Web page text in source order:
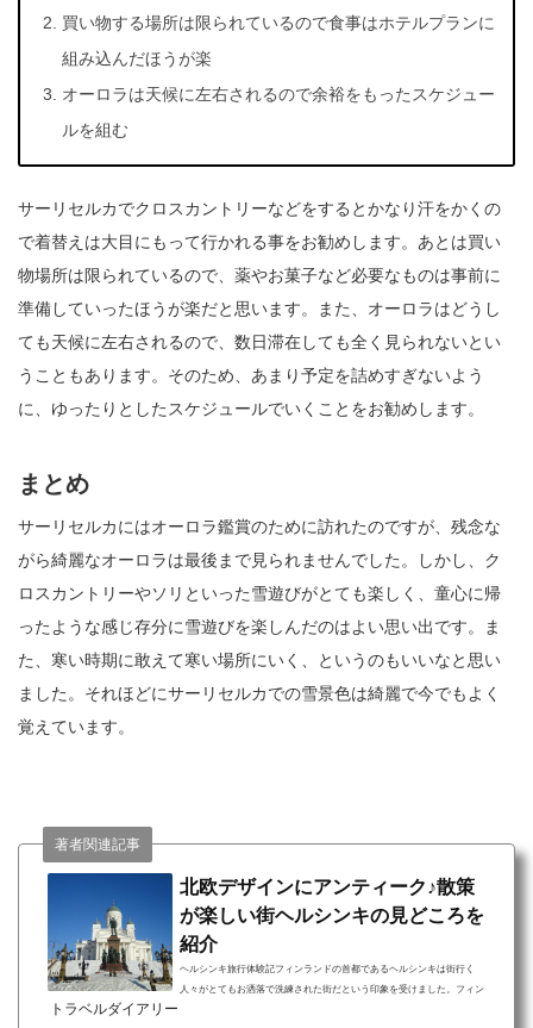
買い物する場所は限られているので食事はホテルプランに
組み込んだほうが楽
オーロラは天候に左右されるので余裕をもったスケジュー
ルを組む
サーリセルカでクロスカントリーなどをするとかなり汗をかくの
で着替えは大目にもって行かれる事をお勧めします。あとは買い
物場所は限られているので、薬やお菓子など必要なものは事前に
準備していったほうが楽だと思います。また、オーロラはどうし
ても天候に左右されるので、数日滞在しても全く見られないとい
うこともあります。そのため、あまり予定を詰めすぎないよう
に、ゆったりとしたスケジュールでいくことをお勧めします。
まとめ
サーリセルカにはオーロラ鑑賞のために訪れたのですが、残念な
がら綺麗なオーロラは最後まで見られませんでした。しかし、ク
ロスカントリーやソリといった雪遊びがとても楽しく、童心に帰
ったような感じ存分に雪遊びを楽しんだのはよい思い出です。ま
た、寒い時期に敢えて寒い場所にいく、というのもいいなと思い
ました。それほどにサーリセルカでの雪景色は綺麗で今でもよく
覚えています。
北欧デザインにアンティーク♪散策
が楽しい街ヘルシンキの見どころを
紹介
ヘルシンキ旅行体験記フィンランドの首都であるヘルシンキは街行く
人々がとてもお洒落で洗練された街だという印象を受けました。フィン
トラベルダイアリー
著者関連記事